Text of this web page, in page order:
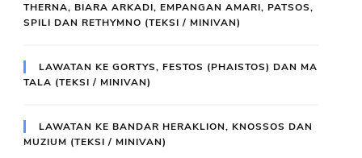
THERNA, BIARA ARKADI, EMPANGAN AMARI, PATSOS,
SPILI DAN RETHYMNO (TEKSI / MINIVAN)
LAWATAN KE GORTYS, FESTOS (PHAISTOS) DAN MA
TALA (TEKSI / MINIVAN)
LAWATAN KE BANDAR HERAKLION, KNOSSOS DAN
MUZIUM (TEKSI / MINIVAN)